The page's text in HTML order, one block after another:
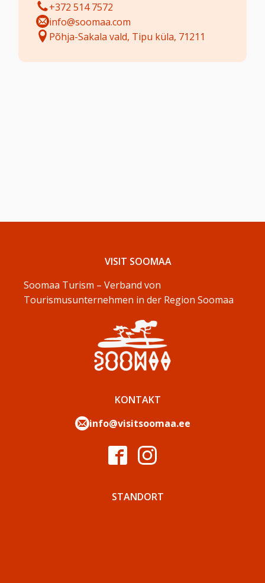
+372 514 7572
info@soomaa.com
Põhja-Sakala vald, Tipu küla, 71211
VISIT SOOMAA
Soomaa Turism – Verband von
Tourismusunternehmen in der Region Soomaa
KONTAKT
info@visitsoomaa.ee
STANDORT